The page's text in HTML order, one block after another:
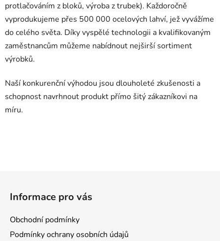
protlačováním z bloků, výroba z trubek). Každoročně
vyprodukujeme přes 500 000 ocelových lahví, jež vyvážíme
do celého světa. Díky vyspělé technologii a kvalifikovaným
zaměstnancům můžeme nabídnout nejširší sortiment
výrobků.
Naší konkurenční výhodou jsou dlouholeté zkušenosti a
schopnost navrhnout produkt přímo šitý zákazníkovi na
míru.
Informace pro vás
Obchodní podmínky
Podmínky ochrany osobních údajů